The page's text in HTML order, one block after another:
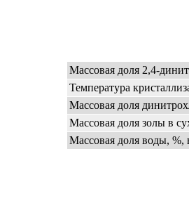
Массовая доля 2,4-
Температура
Массовая доля
Массовая доля золы в
Массовая доля воды, %,